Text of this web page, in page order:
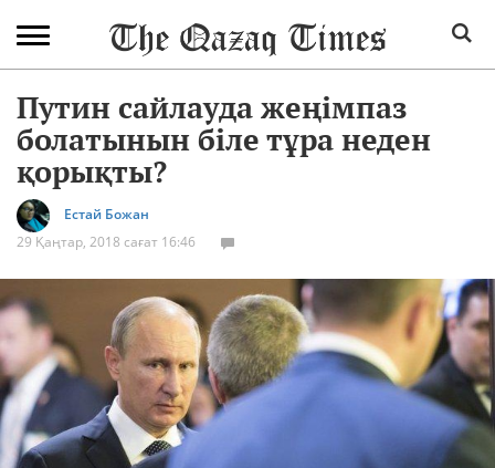
Путин сайлауда жеңімпаз
болатынын біле тұра неден
қорықты?
Естай Божан
29 Қаңтар, 2018 сағат 16:46